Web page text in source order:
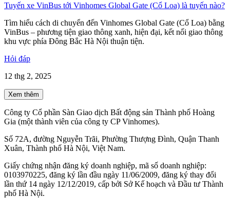
Tuyến xe VinBus tới Vinhomes Global Gate (Cổ Loa) là tuyến nào?
Tìm hiểu cách di chuyển đến Vinhomes Global Gate (Cổ Loa) bằng
VinBus – phương tiện giao thông xanh, hiện đại, kết nối giao thông
khu vực phía Đông Bắc Hà Nội thuận tiện.
Hỏi đáp
12 thg 2, 2025
Xem thêm
Công ty Cổ phần Sàn Giao dịch Bất động sản Thành phố Hoàng
Gia (một thành viên của công ty CP Vinhomes).
Số 72A, đường Nguyễn Trãi, Phường Thượng Đình, Quận Thanh
Xuân, Thành phố Hà Nội, Việt Nam.
Giấy chứng nhận đăng ký doanh nghiệp, mã số doanh nghiệp:
0103970225, đăng ký lần đầu ngày 11/06/2009, đăng ký thay đổi
lần thứ 14 ngày 12/12/2019, cấp bởi Sở Kế hoạch và Đầu tư Thành
phố Hà Nội.